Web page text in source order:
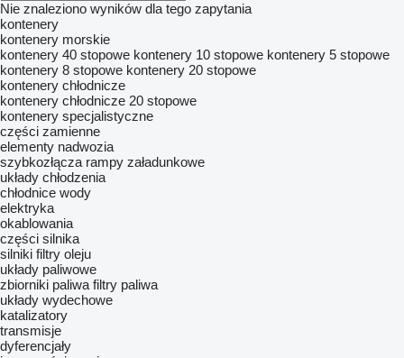
Nie znaleziono wyników dla tego zapytania
kontenery
kontenery morskie
kontenery 40 stopowe kontenery 10 stopowe kontenery 5 stopowe
kontenery 8 stopowe kontenery 20 stopowe
kontenery chłodnicze
kontenery chłodnicze 20 stopowe
kontenery specjalistyczne
części zamienne
elementy nadwozia
szybkozłącza rampy załadunkowe
układy chłodzenia
chłodnice wody
elektryka
okablowania
części silnika
silniki filtry oleju
układy paliwowe
zbiorniki paliwa filtry paliwa
układy wydechowe
katalizatory
transmisje
dyferencjały